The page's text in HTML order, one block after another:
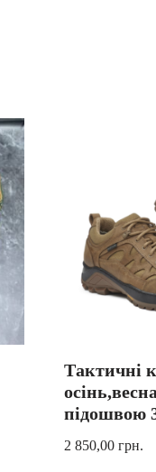
Тактичні
підошвою
2 850,00 грн.